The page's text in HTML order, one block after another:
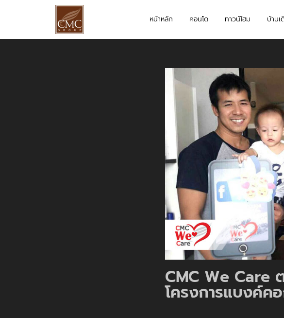
หน้าหลัก คอนโด ทาวน์โฮม บ้านเ
CMC We Care
โครงการแบงค์ค